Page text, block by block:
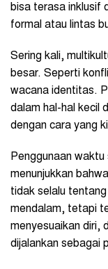
bisa terasa inklusif
formal atau lintas
Sering kali,
besar. Seperti
wacana identitas.
dalam hal-hal kecil
dengan cara yang
Penggunaan
menunjukkan
tidak selalu
mendalam, tetapi
menyesuaikan diri,
dijalankan sebagai